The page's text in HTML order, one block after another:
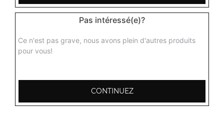
Nos Plats aux Gambas
+
Pas intéressé(e)?
Ce n'est pas grave, nous avons plein d'autres produits
pour vous!
CONTINUEZ